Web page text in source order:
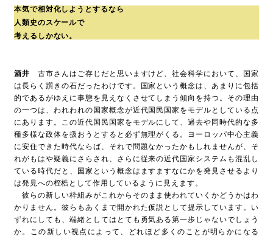
本気で相対化しようとするなら
人類史のスケールで
考えるしかない。
酒井 古市さんはご存じだと思いますけど、社会科学において、国家
は長らく躓きの石だったわけです。国家という概念は、あまりに包括
的であるがゆえに事態を見えなくさせてしまう傾向を持つ。その理由
の一つは、われわれの国家概念が近代国民国家をモデルとしている点
にあります。この近代国民国家をモデルにして、過去や同時代的な多
種多様な政体を扱おうとすると必ず無理がくる。ヨーロッパ中心主義
に安住できた時代ならば、それで問題なかったかもしれませんが、そ
れがもはや疑義にさらされ、さらに従来の近代国家システムも混乱し
ている時代だと、国家という概念はますますなにかを発見させるより
は発見への桎梏として作用しているように見えます。
彼らの新しい枠組みがこれからそのまま使われていくかどうかはわ
かりません。彼らもあくまで開かれた仮説として提示しています。い
ずれにしても、端緒としてはとても勇気ある第一歩じゃないでしょう
か。この新しい視点によって、どれほど多くのことが明らかになる